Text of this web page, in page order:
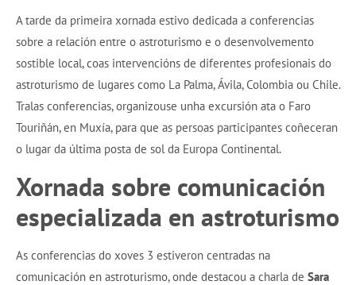
A tarde da primeira xornada estivo dedicada a conferencias
sobre a relación entre o astroturismo e o desenvolvemento
sostible local, coas intervencións de diferentes profesionais do
astroturismo de lugares como La Palma, Ávila, Colombia ou Chile.
Tralas conferencias, organizouse unha excursión ata o Faro
Touriñán, en Muxía, para que as persoas participantes coñeceran
o lugar da última posta de sol da Europa Continental.
Xornada sobre comunicación
especializada en astroturismo
As conferencias do xoves 3 estiveron centradas na
comunicación en astroturismo, onde destacou a charla de Sara